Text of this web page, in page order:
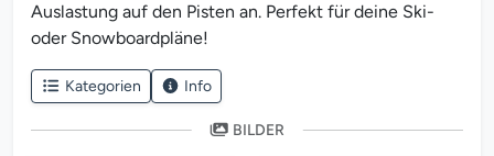
Auslastung auf den Pisten an. Perfekt für deine Ski-
oder Snowboardpläne!
Kategorien Info
BILDER